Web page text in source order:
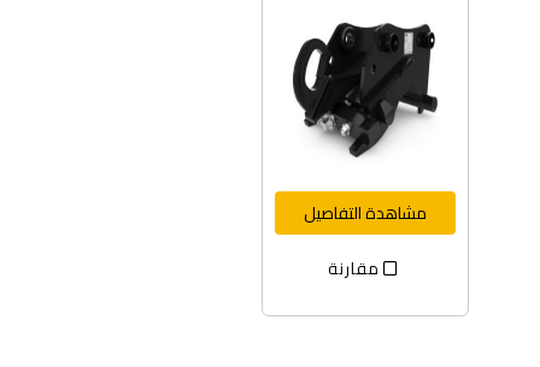
مشاهدة التفاصيل
مقارنة